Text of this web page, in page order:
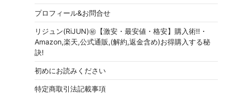
プロフィール&お問合せ
リジュン(RiJUN)㊙【激安・最安値・格安】購入術!!・
Amazon,楽天,公式通販,(解約,返金含め)お得購入する秘
訣!
初めにお読みください
特定商取引法記載事項